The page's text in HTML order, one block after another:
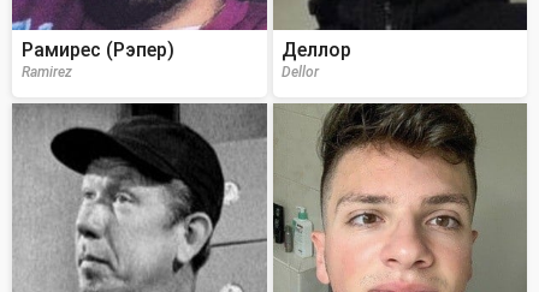
Рамирес (Рэпер)
Ramirez
Деллор
Dellor